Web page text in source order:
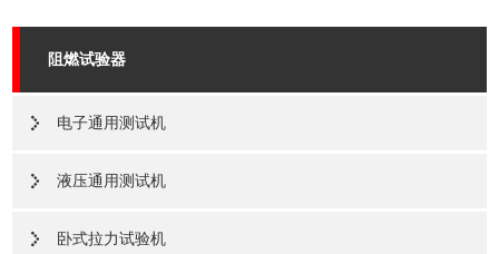
阻燃试验器
电子通用测试机
液压通用测试机
卧式拉力试验机